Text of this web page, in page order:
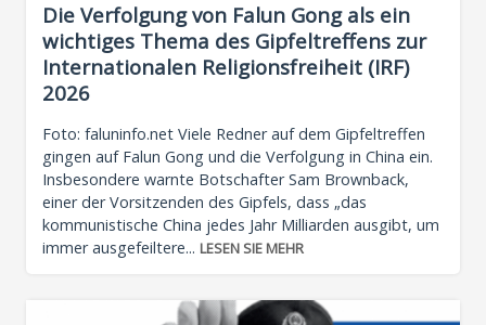
Die Verfolgung von Falun Gong als ein
wichtiges Thema des Gipfeltreffens zur
Internationalen Religionsfreiheit (IRF)
2026
Foto: faluninfo.net Viele Redner auf dem Gipfeltreffen
gingen auf Falun Gong und die Verfolgung in China ein.
Insbesondere warnte Botschafter Sam Brownback,
einer der Vorsitzenden des Gipfels, dass „das
kommunistische China jedes Jahr Milliarden ausgibt, um
immer ausgefeiltere... LESEN SIE MEHR